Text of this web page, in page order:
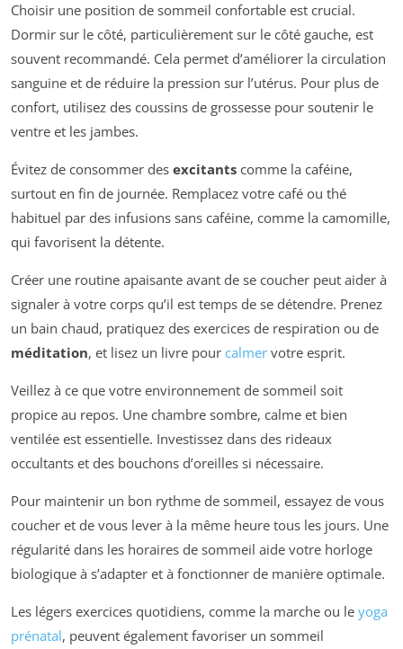
Choisir une position de sommeil confortable est crucial.
Dormir sur le côté, particulièrement sur le côté gauche, est
souvent recommandé. Cela permet d’améliorer la circulation
sanguine et de réduire la pression sur l’utérus. Pour plus de
confort, utilisez des coussins de grossesse pour soutenir le
ventre et les jambes.
Évitez de consommer des excitants comme la caféine,
surtout en fin de journée. Remplacez votre café ou thé
habituel par des infusions sans caféine, comme la camomille,
qui favorisent la détente.
Créer une routine apaisante avant de se coucher peut aider à
signaler à votre corps qu’il est temps de se détendre. Prenez
un bain chaud, pratiquez des exercices de respiration ou de
méditation, et lisez un livre pour calmer votre esprit.
Veillez à ce que votre environnement de sommeil soit
propice au repos. Une chambre sombre, calme et bien
ventilée est essentielle. Investissez dans des rideaux
occultants et des bouchons d’oreilles si nécessaire.
Pour maintenir un bon rythme de sommeil, essayez de vous
coucher et de vous lever à la même heure tous les jours. Une
régularité dans les horaires de sommeil aide votre horloge
biologique à s’adapter et à fonctionner de manière optimale.
Les légers exercices quotidiens, comme la marche ou le yoga
prénatal, peuvent également favoriser un sommeil